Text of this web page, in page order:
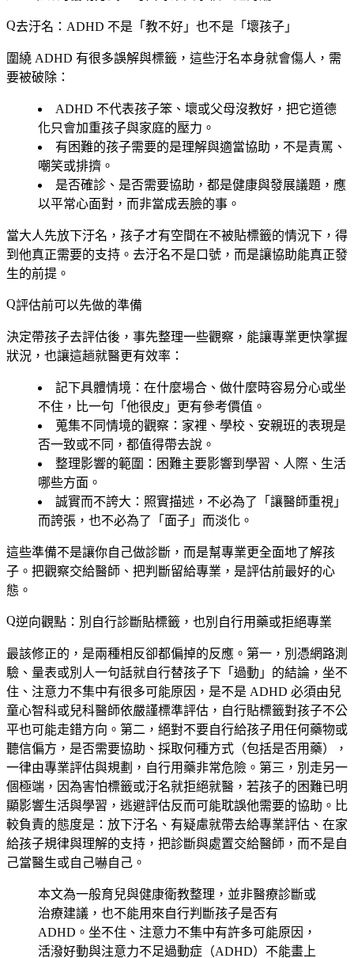
去汙名：ADHD 不是「教不好」也不是「壞孩子」
圍繞 ADHD 有很多誤解與標籤，這些汙名本身就會傷人，需
要被破除：
ADHD 不代表孩子笨、壞或父母沒教好 ，把它道德
化只會加重孩子與家庭的壓力。
有困難的孩子需要的是理解與適當協助 ，不是責罵、
嘲笑或排擠。
是否確診、是否需要協助，都是健康與發展議題 ，應
以平常心面對，而非當成丟臉的事。
當大人先放下汙名，孩子才有空間在不被貼標籤的情況下，得
到他真正需要的支持。去汙名不是口號，而是讓協助能真正發
生的前提。
評估前可以先做的準備
決定帶孩子去評估後，事先整理一些觀察，能讓專業更快掌握
狀況，也讓這趟就醫更有效率：
記下具體情境 ：在什麼場合、做什麼時容易分心或坐
不住，比一句「他很皮」更有參考價值。
蒐集不同情境的觀察 ：家裡、學校、安親班的表現是
否一致或不同，都值得帶去說。
整理影響的範圍 ：困難主要影響到學習、人際、生活
哪些方面。
誠實而不誇大 ：照實描述，不必為了「讓醫師重視」
而誇張，也不必為了「面子」而淡化。
這些準備不是讓你自己做診斷，而是幫專業更全面地了解孩
子。把觀察交給醫師、把判斷留給專業，是評估前最好的心
態。
逆向觀點：別自行診斷貼標籤，也別自行用藥或拒絕專業
最該修正的，是兩種相反卻都偏掉的反應。第一， 別憑網路測
驗、量表或別人一句話就自行替孩子下「過動」的結論 ，坐不
住、注意力不集中有很多可能原因，是不是 ADHD 必須由兒
童心智科或兒科醫師依嚴謹標準評估，自行貼標籤對孩子不公
平也可能走錯方向。第二， 絕對不要自行給孩子用任何藥物或
聽信偏方 ，是否需要協助、採取何種方式（包括是否用藥），
一律由專業評估與規劃，自行用藥非常危險。第三， 別走另一
個極端，因為害怕標籤或汙名就拒絕就醫 ，若孩子的困難已明
顯影響生活與學習，逃避評估反而可能耽誤他需要的協助。比
較負責的態度是：放下汙名、有疑慮就帶去給專業評估、在家
給孩子規律與理解的支持，把診斷與處置交給醫師，而不是自
己當醫生或自己嚇自己。
本文為一般育兒與健康衛教整理，並非醫療診斷或
治療建議，也不能用來自行判斷孩子是否有
ADHD。坐不住、注意力不集中有許多可能原因，
活潑好動與注意力不足過動症（ADHD）不能畫上